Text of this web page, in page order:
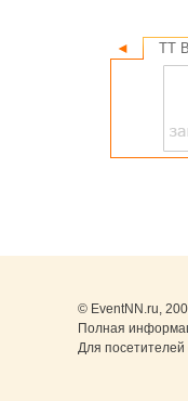
◄ TT
© EventNN.ru,
Полная
Для